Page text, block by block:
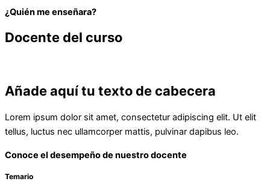
¿Quién me enseñara?
Docente del curso
Añade aquí tu texto de cabecera
Lorem ipsum dolor sit amet, consectetur adipiscing elit. Ut elit
tellus, luctus nec ullamcorper mattis, pulvinar dapibus leo.
Conoce el desempeño de nuestro docente
Temario